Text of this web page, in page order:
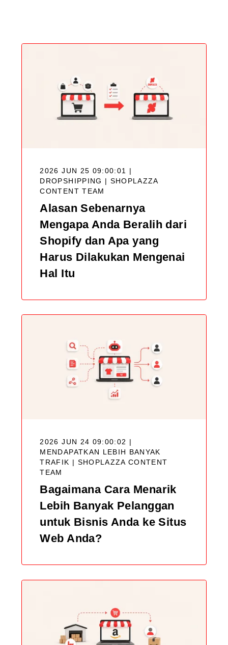
2026 JUN 25 09:00:01 |
DROPSHIPPING | SHOPLAZZA
CONTENT TEAM
Alasan Sebenarnya
Mengapa Anda Beralih dari
Shopify dan Apa yang
Harus Dilakukan Mengenai
Hal Itu
2026 JUN 24 09:00:02 |
MENDAPATKAN LEBIH BANYAK
TRAFIK | SHOPLAZZA CONTENT
TEAM
Bagaimana Cara Menarik
Lebih Banyak Pelanggan
untuk Bisnis Anda ke Situs
Web Anda?